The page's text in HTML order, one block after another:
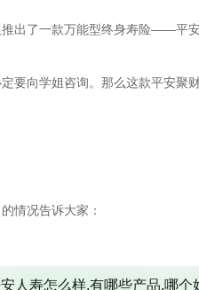
出了一款万能型终身寿险——平
要向学姐咨询。那么这款平安聚
情况告诉大家：
安人寿怎么样,有哪些产品,哪